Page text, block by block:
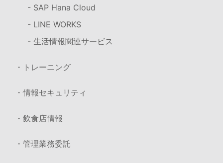
- SAP Hana Cloud
- LINE WORKS
- 生活情報関連サービス
・トレーニング
・情報セキュリティ
・飲食店情報
・管理業務委託